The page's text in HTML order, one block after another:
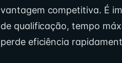
vantagem competitiva. É
de qualificação, tempo
perde eficiência